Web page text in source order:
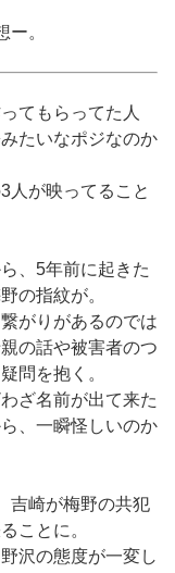
。
てもらってた人
たいなポジなのか
人が映ってること
、5年前に起きた
の指紋が。
がりがあるのでは
の話や被害者のつ
問を抱く。
ざ名前が出て来た
、一瞬怪しいのか
吉崎が梅野の共犯
ことに。
沢の態度が一変し